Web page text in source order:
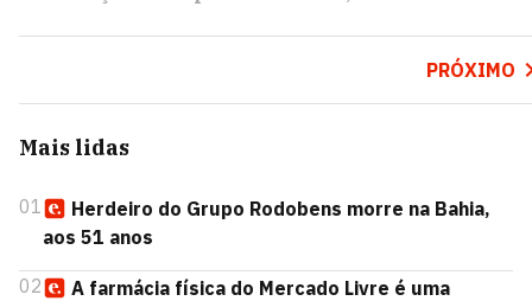
PRÓXIMO
Mais lidas
01
Herdeiro do Grupo Rodobens morre na Bahia,
aos 51 anos
02
A farmácia física do Mercado Livre é uma